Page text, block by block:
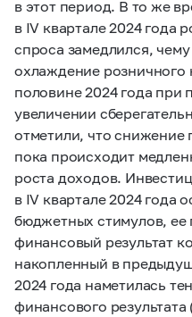
в этот период. В то же
в IV квартале 2024 года
спроса замедлился,
охлаждение розничного
половине 2024 года
увеличении
отметили, что снижение
пока происходит
роста доходов.
в IV квартале 2024 года
бюджетных стимулов,
финансовый результат
накопленный в
2024 года наметилась
финансового